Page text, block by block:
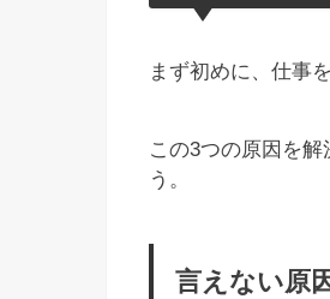
まず初めに、仕事
この3つの原因を
う。
言えない原